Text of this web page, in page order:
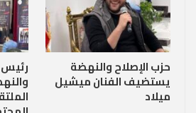
حزب الإصلاح والنهضة
يستضيف الفنان ميشيل
ميلاد
رئيس